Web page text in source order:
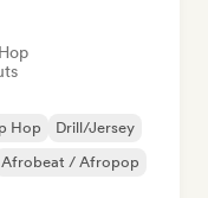
Hop
Drill/Jersey
Afrobeat / Afropop